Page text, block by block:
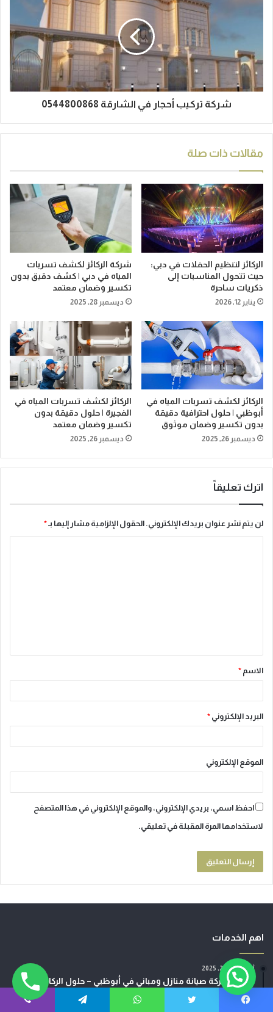
شركة تركيب أحجار في الشارقة 0544800868
مقالات ذات صلة
الركائز لتنظيم الحفلات في دبي:
حيث تتحول المناسبات إلى
ذكريات ساحرة
يناير 12, 2026
شركة الركائز لكشف تسربات
المياه في دبي | كشف دقيق بدون
تكسير وضمان معتمد
ديسمبر 28, 2025
الركائز لكشف تسربات المياه في
أبوظبي | حلول احترافية دقيقة
بدون تكسير وضمان موثوق
ديسمبر 26, 2025
الركائز لكشف تسربات المياه في
الفجيرة | حلول دقيقة بدون
تكسير وضمان معتمد
ديسمبر 26, 2025
اترك تعليقاً
لن يتم نشر عنوان بريدك الإلكتروني. الحقول الإلزامية مشار إليها بـ*
ق
*
الاسم *
البريد الإلكتروني *
الموقع الإلكتروني
احفظ اسمي، بريدي الإلكتروني، والموقع الإلكتروني في هذا المتصفح
لاستخدامها المرة المقبلة في تعليقي.
اهم الخدمات
أغسطس 23, 2025
أفضل شركة صيانة منازل ومباني في أبوظبي – حلول الركائز
الاحترافية لكل المباني
هل تحتاج لمساعدة؟